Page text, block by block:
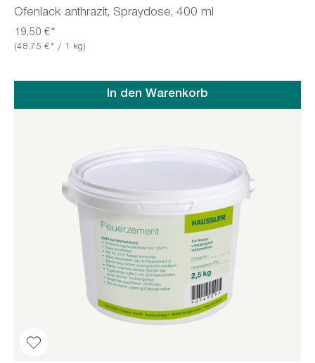
Ofenlack anthrazit, Spraydose, 400 ml
19,50 €*
(48,75 €* / 1 kg)
In den Warenkorb